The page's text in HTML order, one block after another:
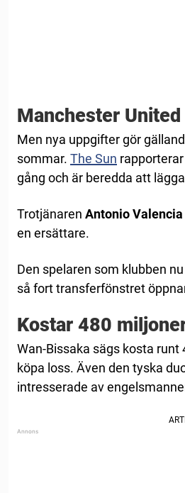
Manchester United
Men nya uppgifter gör
sommar. The Sun
gång och är beredda att
Trotjänaren Antonio Valencia
en ersättare.
Den spelaren som klubben
så fort transferfönstret
Kostar 480
Wan-Bissaka sägs kosta
köpa loss. Även den tyska
intresserade av